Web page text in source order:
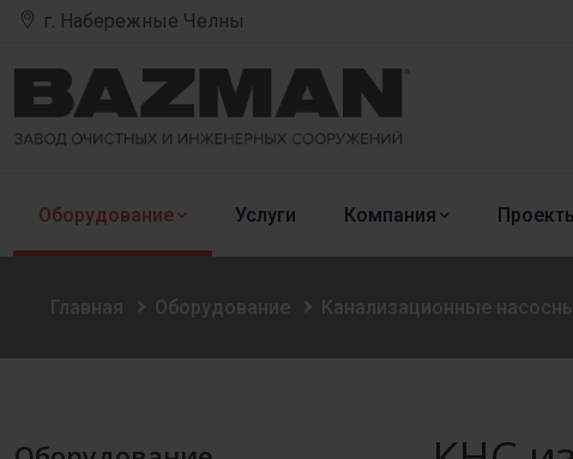
г. Набережные Челны
Оборудование Услуги Компания
Главная Оборудование Канализационные